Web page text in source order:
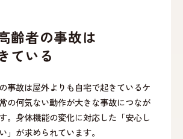
齢者の事故は
ている
事故は屋外よりも自宅で起きているケ
の何気ない動作が大きな事故につなが
。身体機能の変化に対応した「安心し
」が求められています。